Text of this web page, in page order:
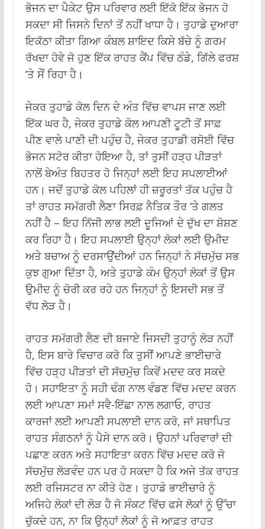
ਭੋਜਨ ਦਾ ਪੈਕੇਟ ਉਸ ਪਰਿਵਾਰ ਲਈ ਇੱਕੋ ਇੱਕ ਭੋਜਨ ਹੋ
ਸਕਦਾ ਸੀ ਜਿਸਨੇ ਦਿਨਾਂ ਤੋਂ ਨਹੀਂ ਖਾਧਾ ਹੈ। ਤੁਹਾਡੇ ਦੁਆਰਾ
ਇਕੱਠਾ ਕੀਤਾ ਗਿਆ ਕੰਬਲ ਸ਼ਾਇਦ ਕਿਸੇ ਬੱਚੇ ਨੂੰ ਗਰਮ
ਰੱਖਦਾ ਹੋਵੇ ਜੋ ਹੁਣ ਇੱਕ ਰਾਹਤ ਕੈਂਪ ਵਿੱਚ ਠੰਡੇ, ਗਿੱਲੇ ਫਰਸ਼
‘ਤੇ ਸੌਂ ਰਿਹਾ ਹੈ।
ਜੇਕਰ ਤੁਹਾਡੇ ਕੋਲ ਦਿਨ ਦੇ ਅੰਤ ਵਿੱਚ ਵਾਪਸ ਜਾਣ ਲਈ
ਇੱਕ ਘਰ ਹੈ, ਜੇਕਰ ਤੁਹਾਡੇ ਕੋਲ ਆਪਣੀ ਟੂਟੀ ਤੋਂ ਸਾਫ਼
ਪੀਣ ਵਾਲੇ ਪਾਣੀ ਦੀ ਪਹੁੰਚ ਹੈ, ਜੇਕਰ ਤੁਹਾਡੀ ਰਸੋਈ ਵਿੱਚ
ਭੋਜਨ ਸਟੋਰ ਕੀਤਾ ਹੋਇਆ ਹੈ, ਤਾਂ ਤੁਸੀਂ ਹੜ੍ਹ ਪੀੜਤਾਂ
ਨਾਲੋਂ ਬੇਅੰਤ ਬਿਹਤਰ ਹੋ ਜਿਨ੍ਹਾਂ ਲਈ ਇਹ ਸਪਲਾਈਆਂ
ਹਨ। ਜਦੋਂ ਤੁਹਾਡੇ ਕੋਲ ਪਹਿਲਾਂ ਹੀ ਜ਼ਰੂਰਤਾਂ ਤੱਕ ਪਹੁੰਚ ਹੈ
ਤਾਂ ਰਾਹਤ ਸਮੱਗਰੀ ਲੈਣਾ ਸਿਰਫ਼ ਨੈਤਿਕ ਤੌਰ ‘ਤੇ ਗਲਤ
ਨਹੀਂ ਹੈ – ਇਹ ਨਿੱਜੀ ਲਾਭ ਲਈ ਦੂਜਿਆਂ ਦੇ ਦੁੱਖ ਦਾ ਸ਼ੋਸ਼ਣ
ਕਰ ਰਿਹਾ ਹੈ। ਇਹ ਸਪਲਾਈ ਉਨ੍ਹਾਂ ਲੋਕਾਂ ਲਈ ਉਮੀਦ
ਅਤੇ ਬਚਾਅ ਨੂੰ ਦਰਸਾਉਂਦੀਆਂ ਹਨ ਜਿਨ੍ਹਾਂ ਨੇ ਸੱਚਮੁੱਚ ਸਭ
ਕੁਝ ਗੁਆ ਦਿੱਤਾ ਹੈ, ਅਤੇ ਤੁਹਾਡੇ ਕੰਮ ਉਨ੍ਹਾਂ ਲੋਕਾਂ ਤੋਂ ਉਸ
ਉਮੀਦ ਨੂੰ ਚੋਰੀ ਕਰ ਰਹੇ ਹਨ ਜਿਨ੍ਹਾਂ ਨੂੰ ਇਸਦੀ ਸਭ ਤੋਂ
ਵੱਧ ਲੋੜ ਹੈ।
ਰਾਹਤ ਸਮੱਗਰੀ ਲੈਣ ਦੀ ਬਜਾਏ ਜਿਸਦੀ ਤੁਹਾਨੂੰ ਲੋੜ ਨਹੀਂ
ਹੈ, ਇਸ ਬਾਰੇ ਵਿਚਾਰ ਕਰੋ ਕਿ ਤੁਸੀਂ ਆਪਣੇ ਭਾਈਚਾਰੇ
ਵਿੱਚ ਹੜ੍ਹ ਪੀੜਤਾਂ ਦੀ ਸੱਚਮੁੱਚ ਕਿਵੇਂ ਮਦਦ ਕਰ ਸਕਦੇ
ਹੋ। ਸਹਾਇਤਾ ਨੂੰ ਸਹੀ ਢੰਗ ਨਾਲ ਵੰਡਣ ਵਿੱਚ ਮਦਦ ਕਰਨ
ਲਈ ਆਪਣਾ ਸਮਾਂ ਸਵੈ-ਇੱਛਾ ਨਾਲ ਲਗਾਓ, ਰਾਹਤ
ਕਾਰਜਾਂ ਲਈ ਆਪਣੀ ਸਪਲਾਈ ਦਾਨ ਕਰੋ, ਜਾਂ ਸਥਾਪਿਤ
ਰਾਹਤ ਸੰਗਠਨਾਂ ਨੂੰ ਪੈਸੇ ਦਾਨ ਕਰੋ। ਉਹਨਾਂ ਪਰਿਵਾਰਾਂ ਦੀ
ਪਛਾਣ ਕਰਨ ਅਤੇ ਸਹਾਇਤਾ ਕਰਨ ਵਿੱਚ ਮਦਦ ਕਰੋ ਜੋ
ਸੱਚਮੁੱਚ ਲੋੜਵੰਦ ਹਨ ਪਰ ਹੋ ਸਕਦਾ ਹੈ ਕਿ ਅਜੇ ਤੱਕ ਰਾਹਤ
ਲਈ ਰਜਿਸਟਰ ਨਾ ਕੀਤੇ ਹੋਣ। ਤੁਹਾਡੇ ਭਾਈਚਾਰੇ ਨੂੰ
ਅਜਿਹੇ ਲੋਕਾਂ ਦੀ ਲੋੜ ਹੈ ਜੋ ਸੰਕਟ ਵਿੱਚ ਫਸੇ ਲੋਕਾਂ ਨੂੰ ਉੱਚਾ
ਚੁੱਕਦੇ ਹਨ, ਨਾ ਕਿ ਉਨ੍ਹਾਂ ਲੋਕਾਂ ਨੂੰ ਜੋ ਆਫ਼ਤ ਰਾਹਤ